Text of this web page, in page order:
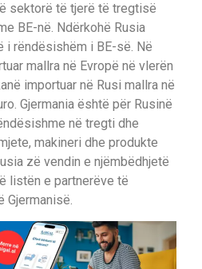
sektorë të tjerë të tregtisë
BE-në. Ndërkohë Rusia
i rëndësishëm i BE-së. Në
mallra në Evropë në vlerën
importuar në Rusi mallra në
Gjermania është për Rusinë
në tregti dhe
makineri dhe produkte
zë vendin e njëmbëdhjetë
listën e partnerëve të
Gjermanisë.